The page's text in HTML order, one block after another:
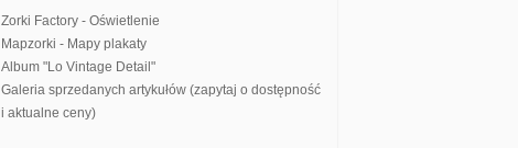
Zorki Factory - Oświetlenie
Mapzorki - Mapy plakaty
Album "Lo Vintage Detail"
Galeria sprzedanych artykułów (zapytaj o dostępność
i aktualne ceny)